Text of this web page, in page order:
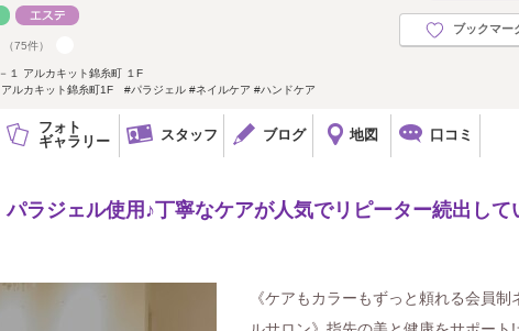
ブックマー
（75件）
１ アルカキット錦糸町 １F
ルカキット錦糸町1F #パラジェル #ネイルケア #ハンドケア
フォト
ギャラリー
スタッフ ブログ 地図 口コミ
ジェル使用♪丁寧なケアが人気でリピーター続出して
《ケアもカラーもずっと頼れる会員制